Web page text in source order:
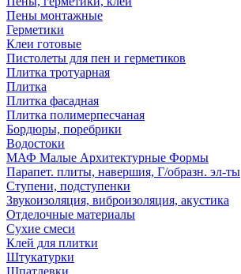
Пены монтажные
Герметики
Клеи готовые
Пистолеты для пен и герметиков
Плитка тротуарная
Плитка
Плитка фасадная
Плитка полимерпесчаная
Бордюры, поребрики
Водостоки
МАФ Малые Архитектурные Формы
Парапет. плиты, навершия, Г/образн. эл-ты
Ступени, подступенки
Звукоизоляция, виброизоляция, акустика
Отделочные материалы
Сухие смеси
Клей для плитки
Штукатурки
Шпатлевки